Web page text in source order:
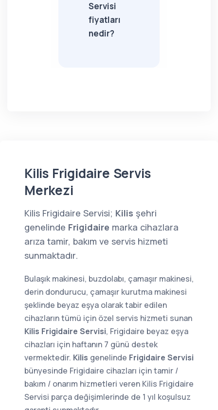
Servisi
fiyatları
nedir?
Kilis Frigidaire Servis
Merkezi
Kilis Frigidaire Servisi; Kilis şehri
genelinde Frigidaire marka cihazlara
arıza tamir, bakım ve servis hizmeti
sunmaktadır.
Bulaşık makinesi, buzdolabı, çamaşır makinesi,
derin dondurucu, çamaşır kurutma makinesi
şeklinde beyaz eşya olarak tabir edilen
cihazların tümü için özel servis hizmeti sunan
Kilis Frigidaire Servisi, Frigidaire beyaz eşya
cihazları için haftanın 7 günü destek
vermektedir. Kilis genelinde Frigidaire Servisi
bünyesinde Frigidaire cihazları için tamir /
bakım / onarım hizmetleri veren Kilis Frigidaire
Servisi parça değişimlerinde de 1 yıl koşulsuz